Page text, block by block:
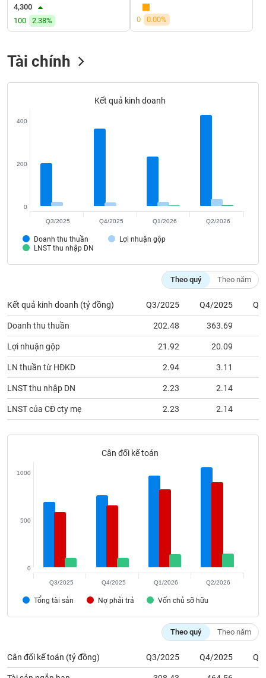
4,300
100
2.38% 0 0.00%
Tài chính
Kết quả kinh doanh
Doanh thu thuần
Lợi nhuận gộp
LNST thu nhập DN
0
200
400
Q3/2025 Q4/2025 Q1/2026 Q2/2026
Theo quý Theo năm
Kết quả kinh doanh (tỷ đồng) Q3/2025 Q4/2025
Doanh thu thuần 202.48 363.69
Lợi nhuận gộp 21.92 20.09
LN thuần từ HĐKD 2.94 3.11
LNST thu nhập DN 2.23 2.14
LNST của CĐ cty mẹ 2.23 2.14
Cân đối kế toán
Tổng tài sản Nợ phải trả Vốn chủ sỡ hữu
0
500
1000
Q3/2025 Q4/2025 Q1/2026 Q2/2026
Theo quý Theo năm
Cân đối kế toán (tỷ đồng) Q3/2025 Q4/2025
Mã
chứng
(-)
Bài
viết
tác
Báo
cáo
phân
tích
(-)
Thuật
ngữ
(-)
(-)
tạo
chính
Công
cụ